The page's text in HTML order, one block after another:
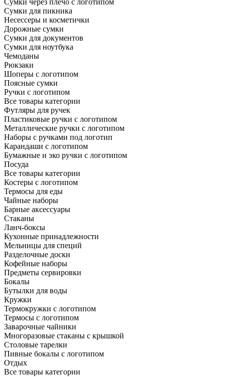
Сумки через плечо с логотипом
Сумки для пикника
Несессеры и косметички
Дорожные сумки
Сумки для документов
Сумки для ноутбука
Чемоданы
Рюкзаки
Шоперы с логотипом
Поясные сумки
Ручки с логотипом
Все товары категории
Футляры для ручек
Пластиковые ручки с логотипом
Металлические ручки с логотипом
Наборы с ручками под логотип
Карандаши с логотипом
Бумажные и эко ручки с логотипом
Посуда
Все товары категории
Костеры с логотипом
Термосы для еды
Чайные наборы
Барные аксессуары
Стаканы
Ланч-боксы
Кухонные принадлежности
Мельницы для специй
Разделочные доски
Кофейные наборы
Предметы сервировки
Бокалы
Бутылки для воды
Кружки
Термокружки с логотипом
Термосы с логотипом
Заварочные чайники
Многоразовые стаканы с крышкой
Столовые тарелки
Пивные бокалы с логотипом
Отдых
Все товары категории